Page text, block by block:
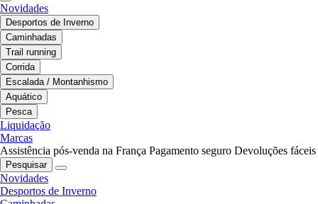
Novidades
Desportos de Inverno
Caminhadas
Trail running
Corrida
Escalada / Montanhismo
Aquático
Pesca
Liquidação
Marcas
Assistência pós-venda na França Pagamento seguro Devoluções fáceis
Pesquisar
Novidades
Desportos de Inverno